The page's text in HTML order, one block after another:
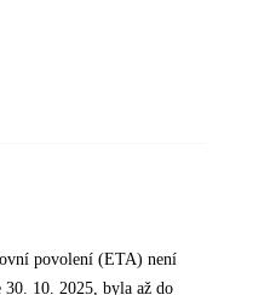
povolení (ETA) není
10. 2025, byla až do